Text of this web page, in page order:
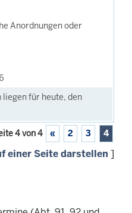
Anordnungen oder
für heute, den
4 von 4 « 2 3 4
einer Seite darstellen ]